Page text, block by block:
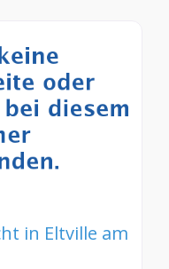
in Eltville am